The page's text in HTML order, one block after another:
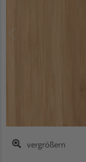
vergrößern